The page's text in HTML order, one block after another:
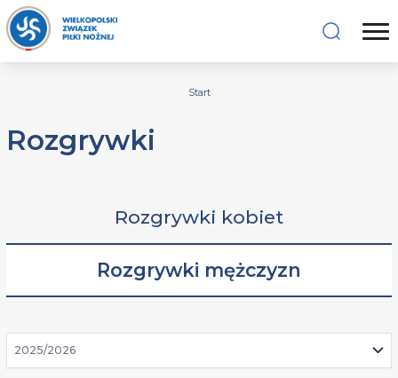
Start
Rozgrywki
Rozgrywki kobiet
Rozgrywki mężczyzn
2025/2026